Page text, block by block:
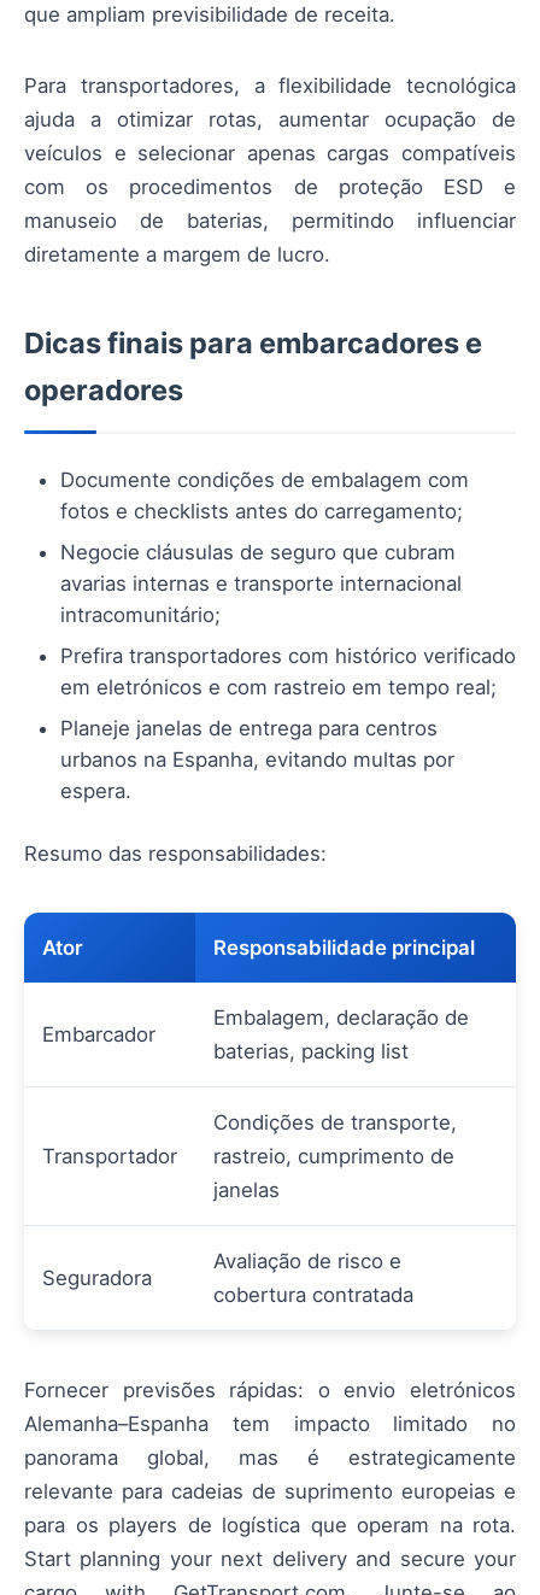
que ampliam previsibilidade de receita.
Para transportadores, a flexibilidade tecnológica
ajuda a otimizar rotas, aumentar ocupação de
veículos e selecionar apenas cargas compatíveis
com os procedimentos de proteção ESD e
manuseio de baterias, permitindo influenciar
diretamente a margem de lucro.
Dicas finais para embarcadores e
operadores
Documente condições de embalagem com
fotos e checklists antes do carregamento;
Negocie cláusulas de seguro que cubram
avarias internas e transporte internacional
intracomunitário;
Prefira transportadores com histórico verificado
em eletrónicos e com rastreio em tempo real;
Planeje janelas de entrega para centros
urbanos na Espanha, evitando multas por
espera.
Resumo das responsabilidades:
Ator Responsabilidade principal
Embarcador
Embalagem, declaração de
baterias, packing list
Transportador
Condições de transporte,
rastreio, cumprimento de
janelas
Seguradora
Avaliação de risco e
cobertura contratada
Fornecer previsões rápidas: o envio eletrónicos
Alemanha–Espanha tem impacto limitado no
panorama global, mas é estrategicamente
relevante para cadeias de suprimento europeias e
para os players de logística que operam na rota.
Start planning your next delivery and secure your